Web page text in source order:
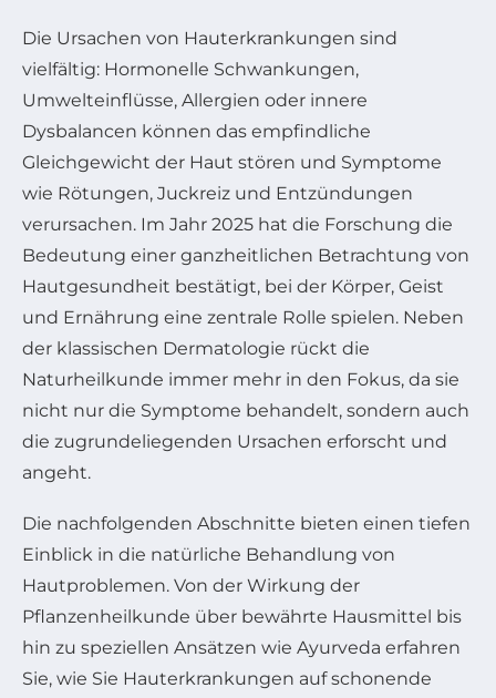
Die Ursachen von Hauterkrankungen sind
vielfältig: Hormonelle Schwankungen,
Umwelteinflüsse, Allergien oder innere
Dysbalancen können das empfindliche
Gleichgewicht der Haut stören und Symptome
wie Rötungen, Juckreiz und Entzündungen
verursachen. Im Jahr 2025 hat die Forschung die
Bedeutung einer ganzheitlichen Betrachtung von
Hautgesundheit bestätigt, bei der Körper, Geist
und Ernährung eine zentrale Rolle spielen. Neben
der klassischen Dermatologie rückt die
Naturheilkunde immer mehr in den Fokus, da sie
nicht nur die Symptome behandelt, sondern auch
die zugrundeliegenden Ursachen erforscht und
angeht.
Die nachfolgenden Abschnitte bieten einen tiefen
Einblick in die natürliche Behandlung von
Hautproblemen. Von der Wirkung der
Pflanzenheilkunde über bewährte Hausmittel bis
hin zu speziellen Ansätzen wie Ayurveda erfahren
Sie, wie Sie Hauterkrankungen auf schonende